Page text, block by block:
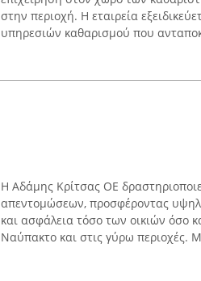
στην περιοχή. Η εταιρεία
υπηρεσιών καθαρισμού που
Η Αδάμης Κρίτσας ΟΕ
απεντομώσεων, προσφέροντας
και ασφάλεια τόσο των οικιών όσο
Ναύπακτο και στις γύρω περιοχές.